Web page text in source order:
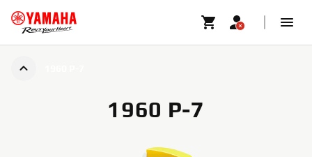
1960 P-7